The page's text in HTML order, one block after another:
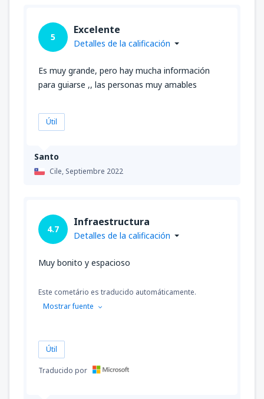
Santo
Cile, Septiembre 2022
5
Excelente
Detalles de la calificación
Es muy grande, pero hay mucha información
para guiarse ,, las personas muy amables
Útil
4.7
Infraestructura
Detalles de la calificación
Muy bonito y espacioso
Este cometário es traducido automáticamente.
Mostrar fuente
Útil
Traducido por